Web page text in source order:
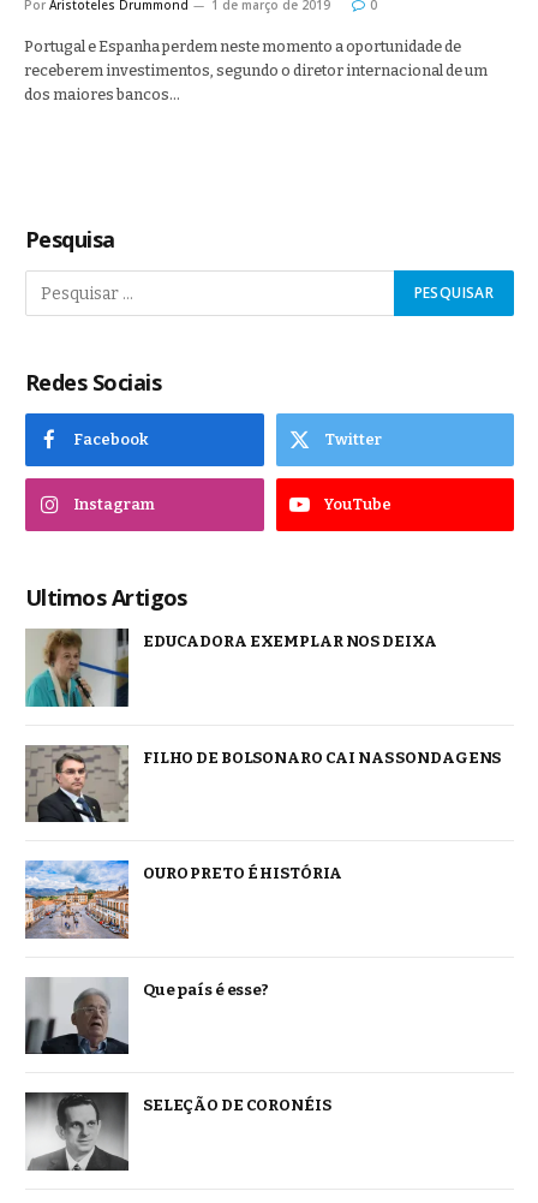
Por Aristoteles Drummond 1 de março de 2019 0
Portugal e Espanha perdem neste momento a oportunidade de
receberem investimentos, segundo o diretor internacional de um
dos maiores bancos…
Pesquisa
Redes Sociais
Facebook Twitter
Instagram YouTube
Ultimos Artigos
EDUCADORA EXEMPLAR NOS DEIXA
FILHO DE BOLSONARO CAI NAS SONDAGENS
OURO PRETO É HISTÓRIA
Que país é esse?
SELEÇÃO DE CORONÉIS